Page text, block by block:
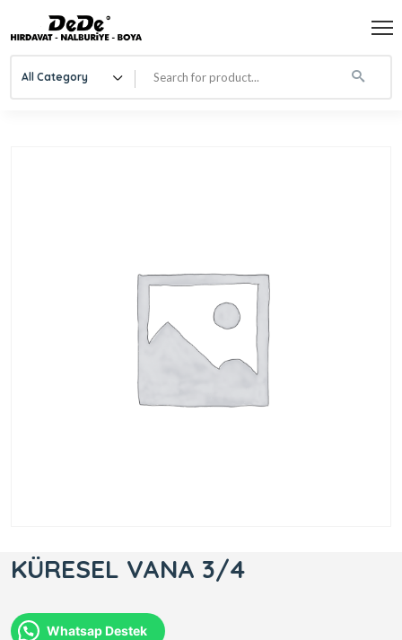
All Category
KÜRESEL VANA 3/4
Whatsap Destek